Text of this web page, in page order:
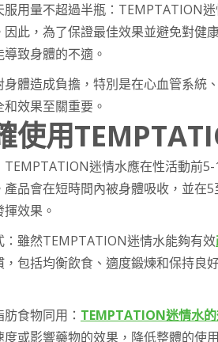
用量不超過半瓶：TEMPTATION
此，為了保證最佳效果並避免對健
致身體的不適。
體造成負擔，特別是在心血管系統
效果至關重要。
使用
TEMPTATION迷情水應在性活動前
品會在短時間內被身體吸收，並在
效果。
：雖然TEMPTATION迷情水能夠有效
包括均衡飲食、適度鍛煉和保持良
食物同用： TEMPTATION迷情水
或影響藥物的效果，降低整體的使